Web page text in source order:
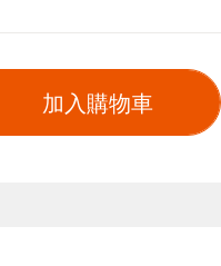
加入購物車